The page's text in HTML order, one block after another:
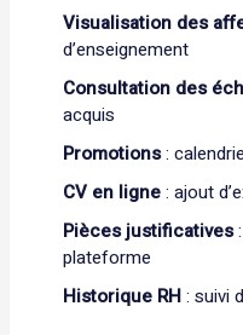
Visualisation des
d’enseignement
Consultation des
acquis
Promotions:
CV en ligne: ajout
Pièces justificatives:
plateforme
Historique RH: suivi